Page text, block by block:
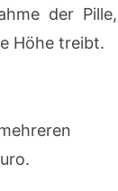
der Pille,
Höhe treibt.